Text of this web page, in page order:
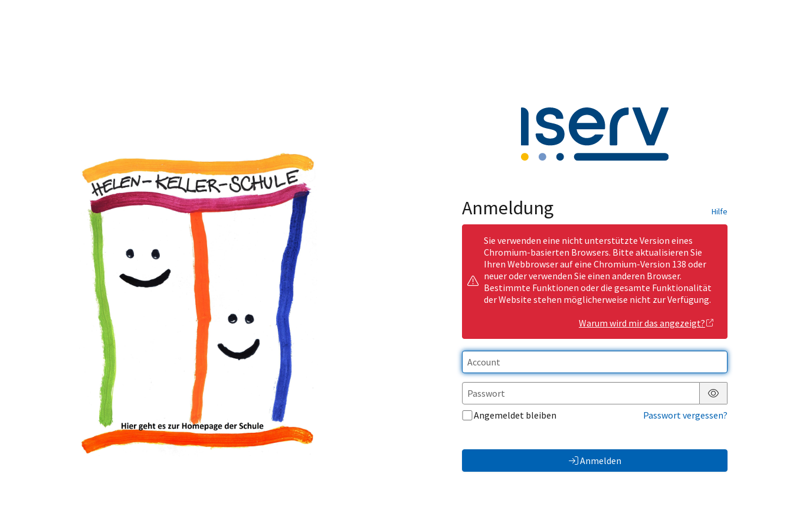
Anmeldung Hilfe
Sie verwenden eine nicht unterstützte Version eines
Chromium-basierten Browsers. Bitte aktualisieren Sie
Ihren Webbrowser auf eine Chromium-Version 138 oder
neuer oder verwenden Sie einen anderen Browser.
Bestimmte Funktionen oder die gesamte Funktionalität
der Website stehen möglicherweise nicht zur Verfügung.
Warum wird mir das angezeigt?
Passwort anzeigen
Angemeldet bleiben
Passwort vergessen?
Anmelden